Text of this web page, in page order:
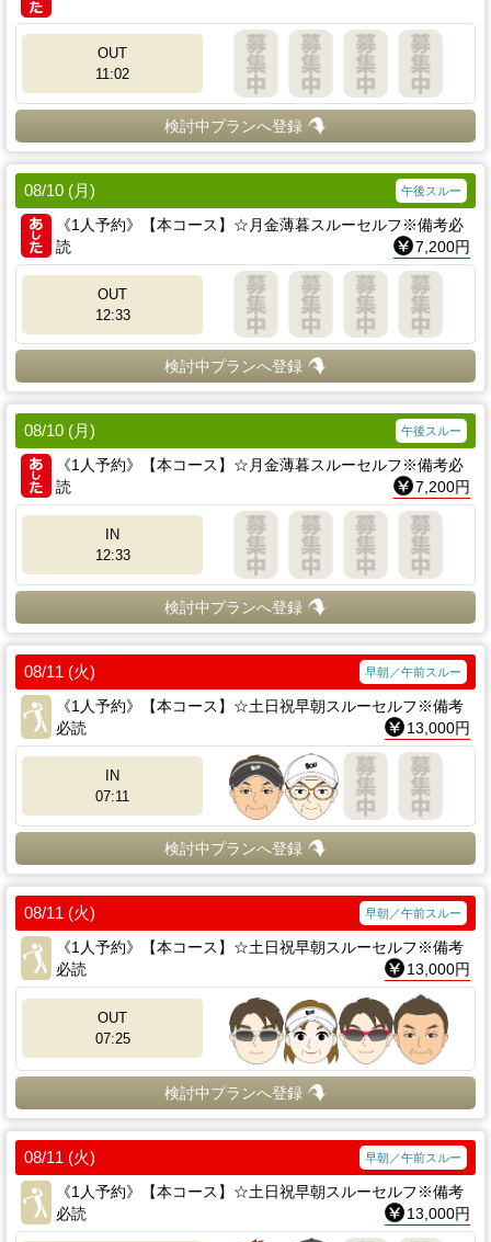
OUT
11:02
検討中プランへ登録
08/10 (月) 午後スルー
《1人予約》【本コース】☆月金薄暮スルーセルフ※備考必
読
7,200円
OUT
12:33
検討中プランへ登録
08/10 (月) 午後スルー
《1人予約》【本コース】☆月金薄暮スルーセルフ※備考必
読
7,200円
IN
12:33
検討中プランへ登録
08/11 (火) 早朝／午前スルー
《1人予約》【本コース】☆土日祝早朝スルーセルフ※備考
必読
13,000円
IN
07:11
検討中プランへ登録
08/11 (火) 早朝／午前スルー
《1人予約》【本コース】☆土日祝早朝スルーセルフ※備考
必読
13,000円
OUT
07:25
検討中プランへ登録
08/11 (火) 早朝／午前スルー
《1人予約》【本コース】☆土日祝早朝スルーセルフ※備考
必読
13,000円